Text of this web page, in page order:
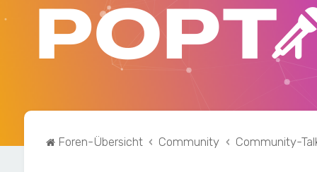
Foren-Übersicht Community Community-